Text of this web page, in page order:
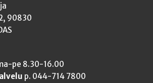
90830
pe 8.30-16.00
p. 044-714 7800